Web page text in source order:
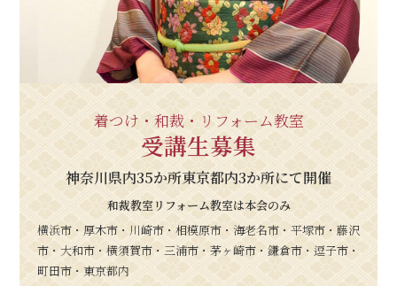
着つけ・和裁・リフォーム教室
受講生募集
神奈川県内35か所東京都内3か所にて開催
和裁教室リフォーム教室は本会のみ
横浜市・厚木市・川崎市・相模原市・海老名市・平塚市・藤沢
市・大和市・横須賀市・三浦市・茅ヶ崎市・鎌倉市・逗子市・
町田市・東京都内